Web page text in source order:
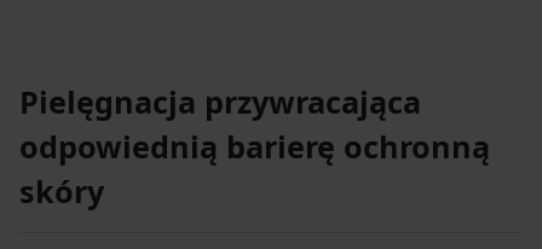
Pielęgnacja przywracająca
odpowiednią barierę ochronną
skóry